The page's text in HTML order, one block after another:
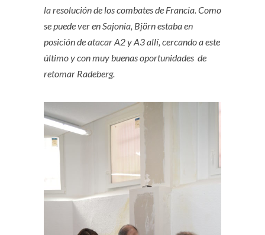
la resolución de los combates de Francia. Como
se puede ver en Sajonia, Björn estaba en
posición de atacar A2 y A3 allí, cercando a este
último y con muy buenas oportunidades de
retomar Radeberg.